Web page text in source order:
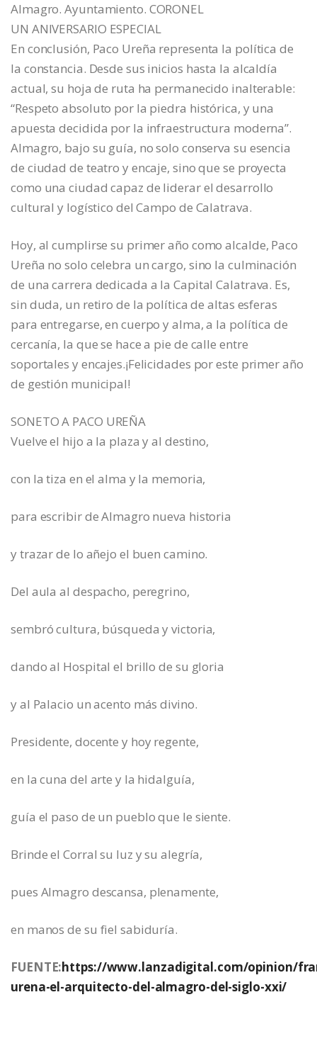
Almagro. Ayuntamiento. CORONEL
UN ANIVERSARIO ESPECIAL
En conclusión, Paco Ureña representa la política de
la constancia. Desde sus inicios hasta la alcaldía
actual, su hoja de ruta ha permanecido inalterable:
“Respeto absoluto por la piedra histórica, y una
apuesta decidida por la infraestructura moderna”.
Almagro, bajo su guía, no solo conserva su esencia
de ciudad de teatro y encaje, sino que se proyecta
como una ciudad capaz de liderar el desarrollo
cultural y logístico del Campo de Calatrava.
Hoy, al cumplirse su primer año como alcalde, Paco
Ureña no solo celebra un cargo, sino la culminación
de una carrera dedicada a la Capital Calatrava. Es,
sin duda, un retiro de la política de altas esferas
para entregarse, en cuerpo y alma, a la política de
cercanía, la que se hace a pie de calle entre
soportales y encajes.¡Felicidades por este primer año
de gestión municipal!
SONETO A PACO UREÑA
Vuelve el hijo a la plaza y al destino,
con la tiza en el alma y la memoria,
para escribir de Almagro nueva historia
y trazar de lo añejo el buen camino.
Del aula al despacho, peregrino,
sembró cultura, búsqueda y victoria,
dando al Hospital el brillo de su gloria
y al Palacio un acento más divino.
Presidente, docente y hoy regente,
en la cuna del arte y la hidalguía,
guía el paso de un pueblo que le siente.
Brinde el Corral su luz y su alegría,
pues Almagro descansa, plenamente,
en manos de su fiel sabiduría.
FUENTE:https://www.lanzadigital.com/opinion/
urena-el-arquitecto-del-almagro-del-siglo-xxi/